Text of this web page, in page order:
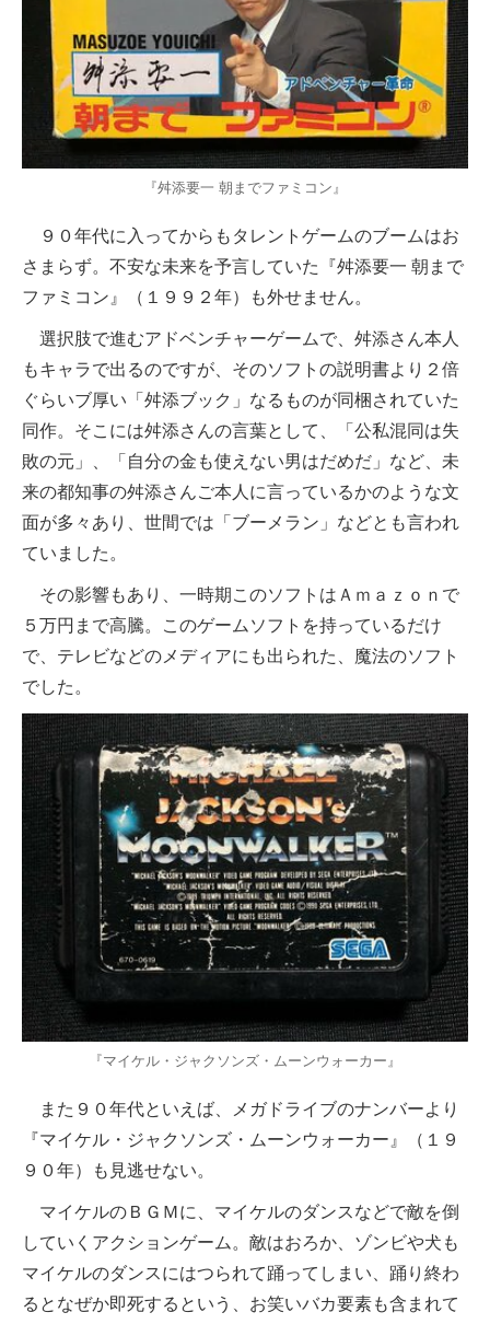
『舛添要一 朝までファミコン』
９０年代に入ってからもタレントゲームのブームはお
さまらず。不安な未来を予言していた『舛添要一 朝まで
ファミコン』（１９９２年）も外せません。
選択肢で進むアドベンチャーゲームで、舛添さん本人
もキャラで出るのですが、そのソフトの説明書より２倍
ぐらいブ厚い「舛添ブック」なるものが同梱されていた
同作。そこには舛添さんの言葉として、「公私混同は失
敗の元」、「自分の金も使えない男はだめだ」など、未
来の都知事の舛添さんご本人に言っているかのような文
面が多々あり、世間では「ブーメラン」などとも言われ
ていました。
その影響もあり、一時期このソフトはＡｍａｚｏｎで
５万円まで高騰。このゲームソフトを持っているだけ
で、テレビなどのメディアにも出られた、魔法のソフト
でした。
『マイケル・ジャクソンズ・ムーンウォーカー』
また９０年代といえば、メガドライブのナンバーより
『マイケル・ジャクソンズ・ムーンウォーカー』（１９
９０年）も見逃せない。
マイケルのＢＧＭに、マイケルのダンスなどで敵を倒
していくアクションゲーム。敵はおろか、ゾンビや犬も
マイケルのダンスにはつられて踊ってしまい、踊り終わ
るとなぜか即死するという、お笑いバカ要素も含まれて